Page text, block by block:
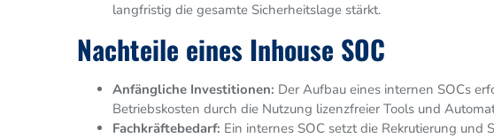
langfristig die gesamte Sicherheitslage stärkt.
Nachteile eines Inhouse SOC
Anfängliche Investitionen: Der Aufbau eines internen SOCs
Betriebskosten durch die Nutzung lizenzfreier Tools und
Fachkräftebedarf: Ein internes SOC setzt die Rekrutierung